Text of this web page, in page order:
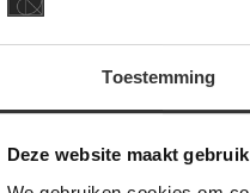
Toestemming
Deze website maakt
De Gris
Deze
onze